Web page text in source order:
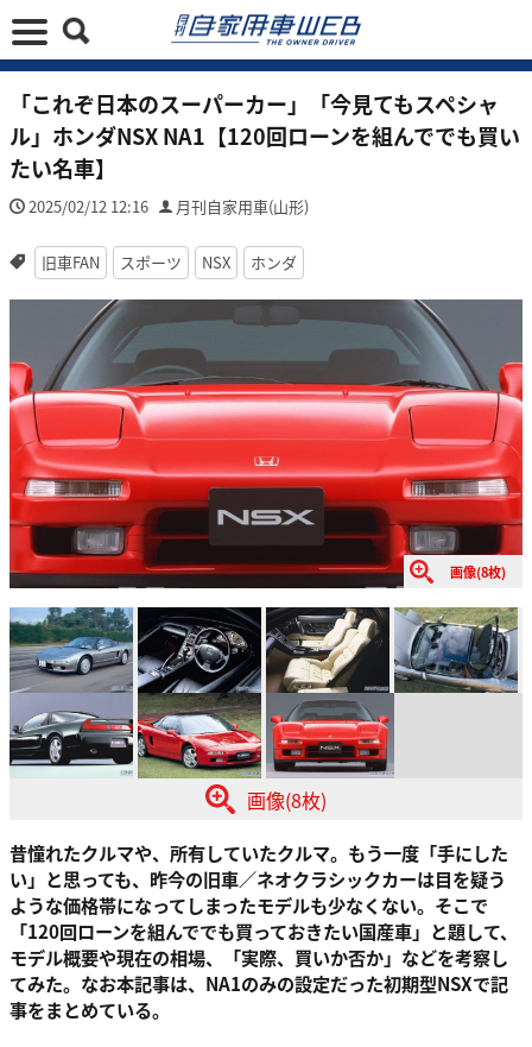
「これぞ日本のスーパーカー」「今見てもスペシャ
ル」ホンダNSX NA1【120回ローンを組んででも買い
たい名車】
2025/02/12 12:16 月刊自家用車(山形)
旧車FAN スポーツ NSX ホンダ
画像(8枚)
画像(8枚)
昔憧れたクルマや、所有していたクルマ。もう一度「手にした
い」と思っても、昨今の旧車／ネオクラシックカーは目を疑う
ような価格帯になってしまったモデルも少なくない。そこで
「120回ローンを組んででも買っておきたい国産車」と題して、
モデル概要や現在の相場、「実際、買いか否か」などを考察し
てみた。なお本記事は、NA1のみの設定だった初期型NSXで記
事をまとめている。